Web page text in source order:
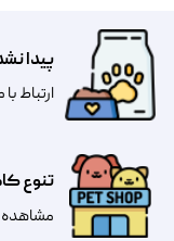
تنوع
پیدا
​​​ارتباط با